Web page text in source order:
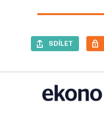
SDÍLET